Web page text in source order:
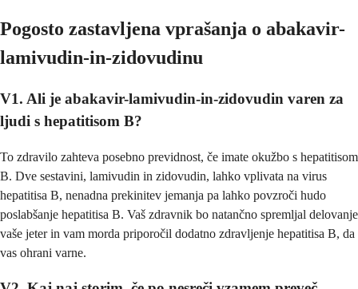
Pogosto zastavljena vprašanja o abakavir-
lamivudin-in-zidovudinu
V1. Ali je abakavir-lamivudin-in-zidovudin varen za
ljudi s hepatitisom B?
To zdravilo zahteva posebno previdnost, če imate okužbo s hepatitisom
B. Dve sestavini, lamivudin in zidovudin, lahko vplivata na virus
hepatitisa B, nenadna prekinitev jemanja pa lahko povzroči hudo
poslabšanje hepatitisa B. Vaš zdravnik bo natančno spremljal delovanje
vaše jeter in vam morda priporočil dodatno zdravljenje hepatitisa B, da
vas ohrani varne.